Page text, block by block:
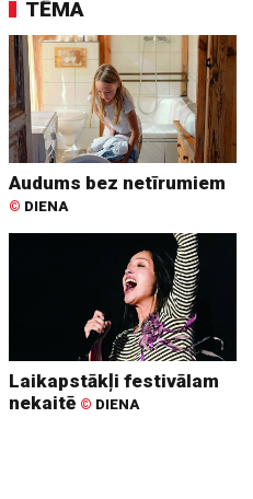
TĒMA
Audums bez netīrumiem
© DIENA
Laikapstākļi festivālam
nekaitē © DIENA